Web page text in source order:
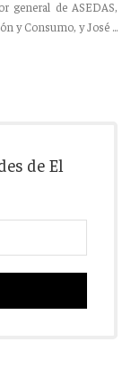
general de ASEDAS,
y Consumo, y José ...
de El